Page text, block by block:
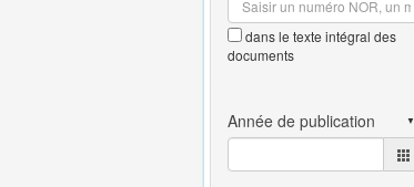
dans le texte intégral des
documents